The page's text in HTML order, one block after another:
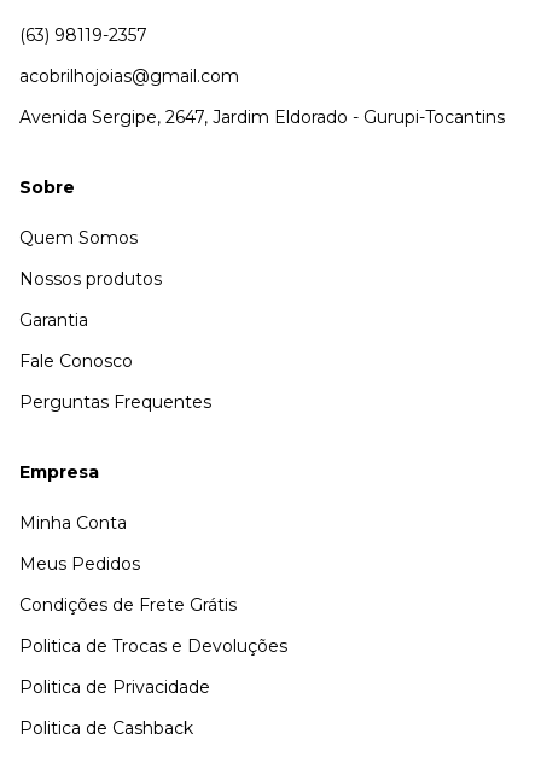
(63) 98119-2357
acobrilhojoias@gmail.com
Avenida Sergipe, 2647, Jardim Eldorado - Gurupi-Tocantins
Sobre
Quem Somos
Nossos produtos
Garantia
Fale Conosco
Perguntas Frequentes
Empresa
Minha Conta
Meus Pedidos
Condições de Frete Grátis
Politica de Trocas e Devoluções
Politica de Privacidade
Politica de Cashback